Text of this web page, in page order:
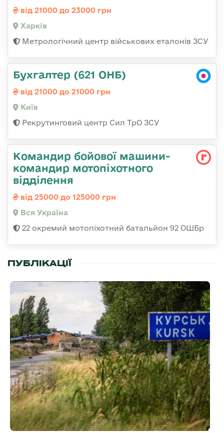
від 21000 до 23000 грн
Харків
Метрологічний центр військових еталонів ЗСУ
Бухгалтер (621 ОНБ)
від 21000 до 21000 грн
Київ
Рекрутинговий центр Сил ТрО ЗСУ
Командир бойової машини-
командир мотопіхотного
відділення
від 25000 до 125000 грн
Вся Україна
22 окремий мотопіхотний батальйон 92 ОШБр
ПУБЛІКАЦІЇ